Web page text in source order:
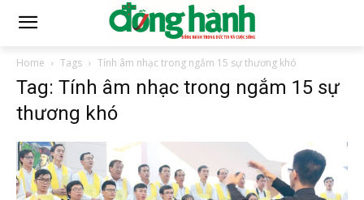
Home Tags Tính âm nhạc trong ngắm 15 sự thương khó
Tag: Tính âm nhạc trong ngắm 15 sự
thương khó